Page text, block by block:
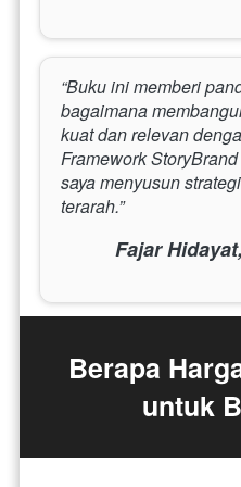
“Buku ini memberi
bagaimana
kuat dan relevan
Framework
saya menyusun
terarah.”
Fajar
Berapa
untuk